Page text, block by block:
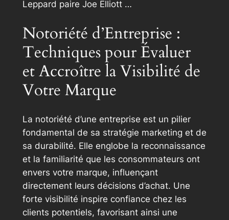
Leppard paire Joe Elliott …
Notoriété d’Entreprise :
Techniques pour Évaluer
et Accroître la Visibilité de
Votre Marque
La notoriété d’une entreprise est un pilier
fondamental de sa stratégie marketing et de
sa durabilité. Elle englobe la reconnaissance
et la familiarité que les consommateurs ont
envers votre marque, influençant
directement leurs décisions d’achat. Une
forte visibilité inspire confiance chez les
clients potentiels, favorisant ainsi une